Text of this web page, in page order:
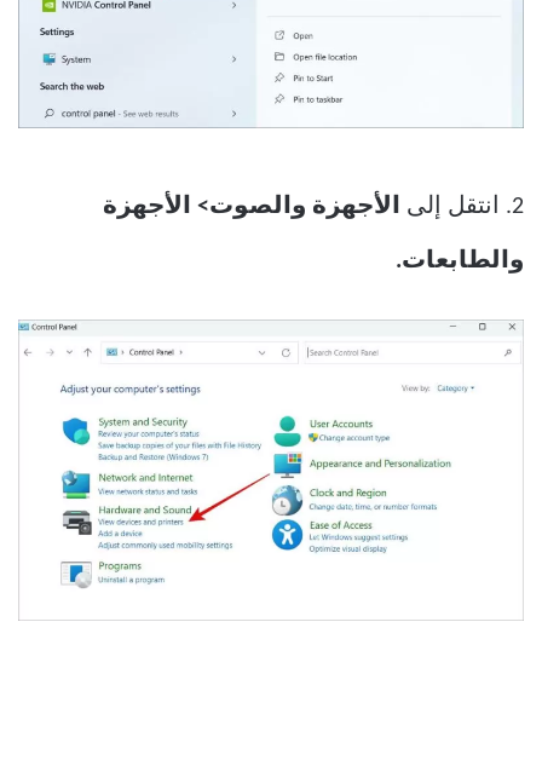
2. انتقل إلى الأجهزة والصوت> الأجهزة
والطابعات.